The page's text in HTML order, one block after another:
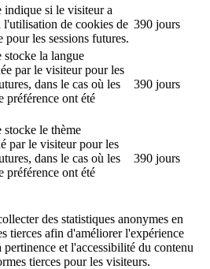
indique si le visiteur a
l'utilisation de cookies de
pour les sessions futures.
390 jours
stocke la langue
par le visiteur pour les
dans le cas où les
préférence ont été
390 jours
stocke le thème
par le visiteur pour les
dans le cas où les
préférence ont été
390 jours
des statistiques anonymes en
tierces afin d'améliorer l'expérience
et l'accessibilité du contenu
tierces pour les visiteurs.